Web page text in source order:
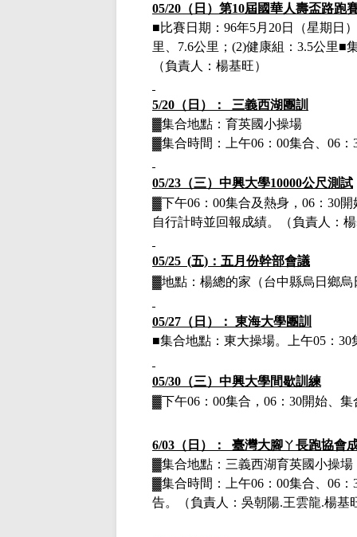
05/20（日）第10屆國華人壽盃路跑
■比賽日期： 96年5月20日（星期日
里
7.6公里 ； (2)健康組： 3.5公里■
（負責人：楊基旺）
5/20（日）： 三義西湖團訓
▓集合地點：育英國小操場
▓集合時間：上午06：00集合、06
05/23（三） 中興大學10000公尺測試
▓下午06：00集合及熱身，06：30
自行計時並回報成績。（負責人：
05/25 (五)：五月份幹部會議
▓地點：楊總的家（台中縣烏日鄉
05/27 （日）： 東海大學團訓
■集合地點：東大操場。上午05 ： 30
05/30（三） 中興大學間歇訓練
▓下午06：00集合，06：30開始、
6/03（日）： 臺灣大腳ㄚ長跑協會
▓集合地點：三義西湖育英國小操場
▓集合時間：上午06：00集合、06
告。（負責人：吳朝陽.王雲龍.楊基